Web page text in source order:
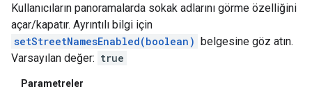
Kullanıcıların panoramalarda sokak adlarını görme özelliğini
açar/kapatır. Ayrıntılı bilgi için
setStreetNamesEnabled(boolean)
belgesine göz atın.
Varsayılan değer: true
Parametreler